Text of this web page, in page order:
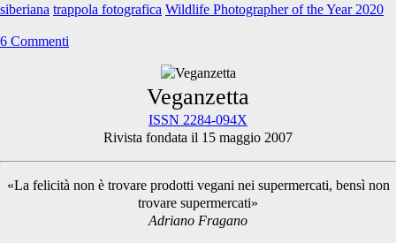
siberiana trappola fotografica Wildlife Photographer of the Year 2020
6 Commenti
Sidebar
Veganzetta
ISSN 2284-094X
Rivista fondata il 15 maggio 2007
«La felicità non è trovare prodotti vegani nei supermercati, bensì non
trovare supermercati»
Adriano Fragano